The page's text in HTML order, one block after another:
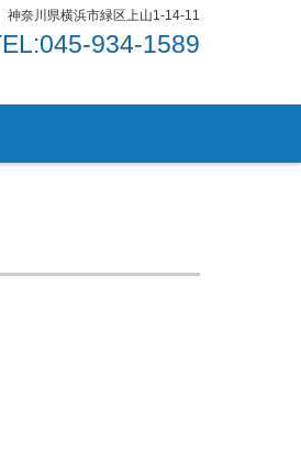
奈川県横浜市緑区上山1-14-11
934-1589